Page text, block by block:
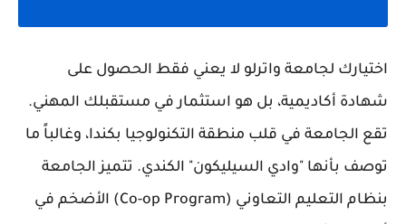
اختيارك لجامعة واترلو لا يعني فقط الحصول على
شهادة أكاديمية، بل هو استثمار في مستقبلك المهني.
تقع الجامعة في قلب منطقة التكنولوجيا بكندا، وغالباً ما
توصف بأنها "وادي السيليكون" الكندي. تتميز الجامعة
بنظام التعليم التعاوني (Co-op Program) الأضخم في